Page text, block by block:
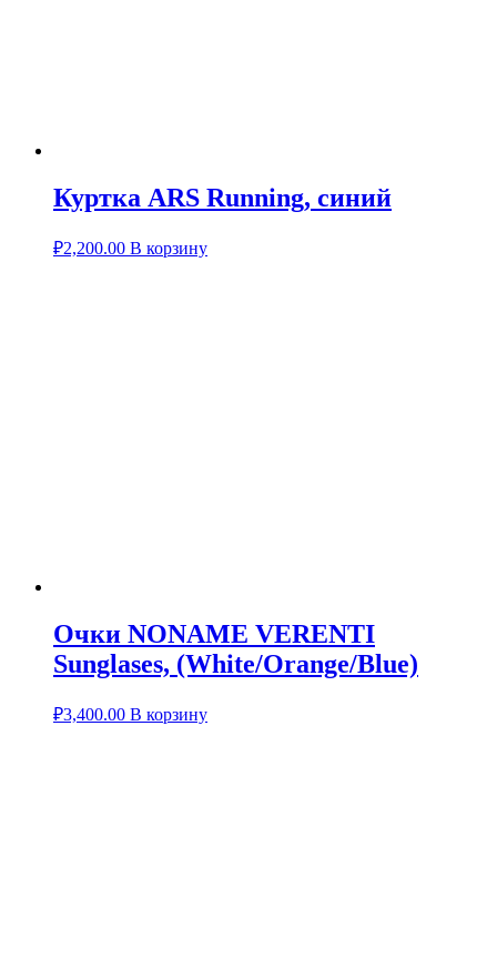
Куртка ARS Running, синий
₽2,200.00 В корзину
Очки NONAME VERENTI
Sunglases, (White/Orange/Blue)
₽3,400.00 В корзину